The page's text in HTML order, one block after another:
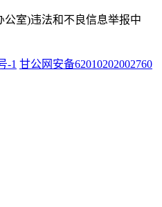
室)违法和不良信息举报中
-1 甘公网安备62010202002760